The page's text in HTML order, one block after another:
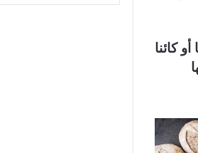
كائنا